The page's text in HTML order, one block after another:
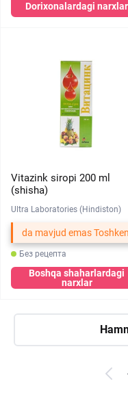
Dorixonalardagi narxlar
Vitazink siropi 200 ml
(shisha)
Ultra Laboratories (Hindiston)
da mavjud emas
Без рецепта
Boshqa shaharlardagi
narxlar